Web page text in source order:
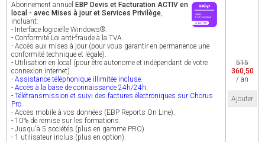
Abonnement annuel EBP Devis et Facturation ACTIV en
local - avec Mises à jour et Services Privilège,
incluant:
- Interface logicielle Windows®.
- Conformité Loi anti-fraude à la TVA.
- Accès aux mises à jour (pour vous garantir en permanence une
conformité technique et légale).
- Utilisation en local (pour être autonome et indépendant de votre
connexion internet).
- Assistance téléphonique illimitée incluse.
- Accès à la base de connaissance 24h/24h.
- Télétransmission et suivi des factures électroniques sur Chorus
Pro.
- Accès mobile à vos données (EBP Reports On Line).
- 10% de remise sur les formations.
- Jusqu'à 5 sociétés (plus en gamme PRO).
- 1 utilisateur inclus (plus en option).
515
360,50
/ an
Ajouter